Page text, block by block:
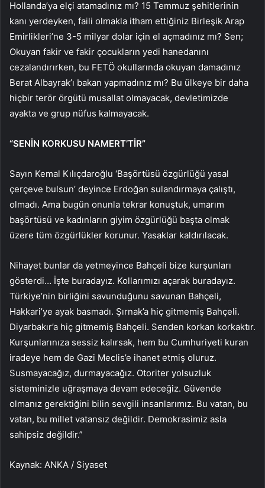
Hollanda’ya elçi atamadınız mı? 15 Temmuz şehitlerinin
kanı yerdeyken, faili olmakla itham ettiğiniz Birleşik Arap
Emirlikleri’ne 3-5 milyar dolar için el açmadınız mı? Sen;
Okuyan fakir ve fakir çocukların yedi hanedanını
cezalandırırken, bu FETÖ okullarında okuyan damadınız
Berat Albayrak’ı bakan yapmadınız mı? Bu ülkeye bir daha
hiçbir terör örgütü musallat olmayacak, devletimizde
ayakta ve grup nüfus kalmayacak.
“SENİN KORKUSU NAMERT’TİR”
Sayın Kemal Kılıçdaroğlu ‘Başörtüsü özgürlüğü yasal
çerçeve bulsun’ deyince Erdoğan sulandırmaya çalıştı,
olmadı. Ama bugün onunla tekrar konuştuk, umarım
başörtüsü ve kadınların giyim özgürlüğü başta olmak
üzere tüm özgürlükler korunur. Yasaklar kaldırılacak.
Nihayet bunlar da yetmeyince Bahçeli bize kurşunları
gösterdi… İşte buradayız. Kollarımızı açarak buradayız.
Türkiye’nin birliğini savunduğunu savunan Bahçeli,
Hakkari’ye ayak basmadı. Şırnak’a hiç gitmemiş Bahçeli.
Diyarbakır’a hiç gitmemiş Bahçeli. Senden korkan korkaktır.
Kurşunlarınıza sessiz kalırsak, hem bu Cumhuriyeti kuran
iradeye hem de Gazi Meclis’e ihanet etmiş oluruz.
Susmayacağız, durmayacağız. Otoriter yolsuzluk
sisteminizle uğraşmaya devam edeceğiz. Güvende
olmanız gerektiğini bilin sevgili insanlarımız. Bu vatan, bu
vatan, bu millet vatansız değildir. Demokrasimiz asla
sahipsiz değildir.”
Kaynak: ANKA / Siyaset